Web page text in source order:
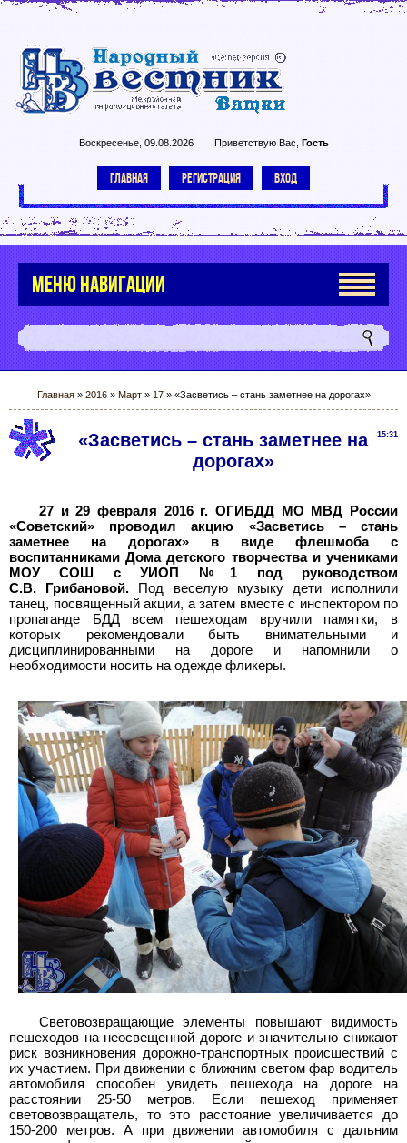
Воскресенье, 09.08.2026 Приветствую Вас Гость
ГЛАВНАЯ РЕГИСТРАЦИЯ ВХОД
МЕНЮ НАВИГАЦИИ
Главная» 2016 » Март » 17» «Засветись – стань заметнее на дорогах»
15:31
«Засветись – стань заметнее на
дорогах»
27 и 29 февраля 2016 г. ОГИБДД МО МВД России
«Советский» проводил акцию «Засветись – стань
заметнее на дорогах» в виде флешмоба с
воспитанниками Дома детского творчества и учениками
МОУ СОШ с УИОП №1 под руководством
С.В. Грибановой.
Под веселую музыку дети исполнили
танец, посвященный акции, а затем вместе с инспектором по
пропаганде БДД всем пешеходам вручили памятки, в
которых рекомендовали быть внимательными и
дисциплинированными на дороге и напомнили о
необходимости носить на одежде фликеры.
Световозвращающие элементы повышают видимость
пешеходов на неосвещенной дороге и значительно снижают
риск возникновения дорожно-транспортных происшествий с
их участием. При движении с ближним светом фар водитель
автомобиля способен увидеть пешехода на дороге на
расстоянии 25-50 метров. Если пешеход применяет
световозвращатель, то это расстояние увеличивается до
150-200 метров. А при движении автомобиля с дальним